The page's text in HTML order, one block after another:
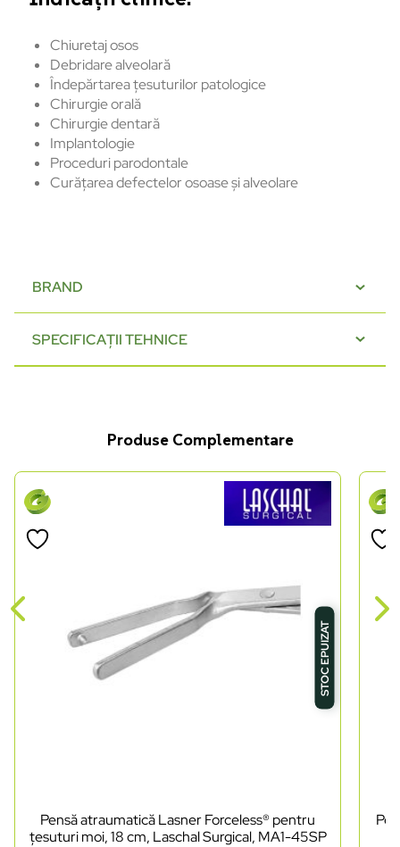
Chiuretaj osos
Debridare alveolară
Îndepărtarea țesuturilor patologice
Chirurgie orală
Chirurgie dentară
Implantologie
Proceduri parodontale
Curățarea defectelor osoase și alveolare
BRAND
SPECIFICAȚII TEHNICE
Produse Complementare
STOC EPUIZAT
Pensă atraumatică Lasner Forceless® pentru
țesuturi moi, 18 cm, Laschal Surgical, MA1-45SP